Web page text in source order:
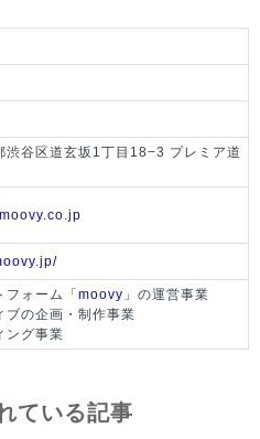
谷区道玄坂1丁目18−3 プレミア道
フォーム「moovy 」の運営事業
ブの企画・制作事業
ング事業
ている記事